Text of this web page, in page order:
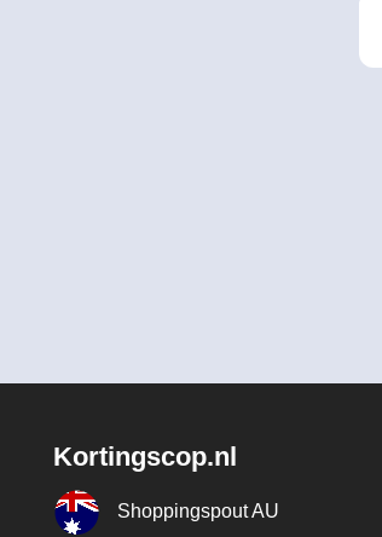
Kortingscop.nl
Shoppingspout AU